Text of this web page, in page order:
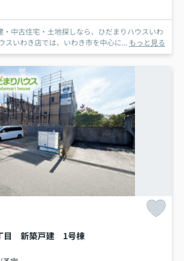
・中古住宅・土地探しなら、ひだまりハウスいわ
りハウスいわき店では、いわき市を中心に... もっと見る
目 新築戸建 1号棟